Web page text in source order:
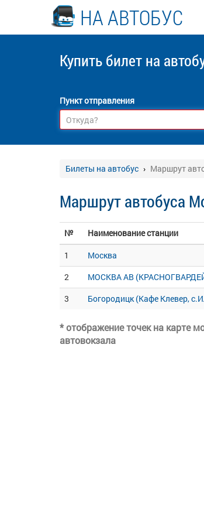
НА АВТОБУС
Купить билет на
Пункт отправления
Билеты на автобус Маршрут
Маршрут автобуса
№ Наименование станции
1
Москва
2
МОСКВА АВ
3
Богородицк (Кафе Клевер,
* отображение точек на карте
автовокзала